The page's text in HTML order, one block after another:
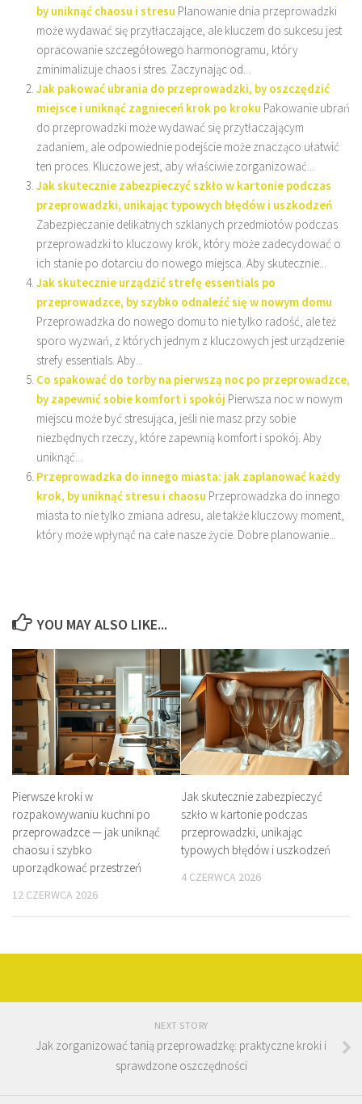
by uniknąć chaosu i stresu Planowanie dnia przeprowadzki
może wydawać się przytłaczające, ale kluczem do sukcesu jest
opracowanie szczegółowego harmonogramu, który
zminimalizuje chaos i stres. Zaczynając od...
Jak pakować ubrania do przeprowadzki, by oszczędzić
miejsce i uniknąć zagnieceń krok po kroku Pakowanie ubrań
do przeprowadzki może wydawać się przytłaczającym
zadaniem, ale odpowiednie podejście może znacząco ułatwić
ten proces. Kluczowe jest, aby właściwie zorganizować...
Jak skutecznie zabezpieczyć szkło w kartonie podczas
przeprowadzki, unikając typowych błędów i uszkodzeń
Zabezpieczanie delikatnych szklanych przedmiotów podczas
przeprowadzki to kluczowy krok, który może zadecydować o
ich stanie po dotarciu do nowego miejsca. Aby skutecznie...
Jak skutecznie urządzić strefę essentials po
przeprowadzce, by szybko odnaleźć się w nowym domu
Przeprowadzka do nowego domu to nie tylko radość, ale też
sporo wyzwań, z których jednym z kluczowych jest urządzenie
strefy essentials. Aby...
Co spakować do torby na pierwszą noc po przeprowadzce,
by zapewnić sobie komfort i spokój Pierwsza noc w nowym
miejscu może być stresująca, jeśli nie masz przy sobie
niezbędnych rzeczy, które zapewnią komfort i spokój. Aby
uniknąć...
Przeprowadzka do innego miasta: jak zaplanować każdy
krok, by uniknąć stresu i chaosu Przeprowadzka do innego
miasta to nie tylko zmiana adresu, ale także kluczowy moment,
który może wpłynąć na całe nasze życie. Dobre planowanie...
YOU MAY ALSO LIKE...
Pierwsze kroki w
rozpakowywaniu kuchni po
przeprowadzce — jak uniknąć
chaosu i szybko
uporządkować przestrzeń
12 CZERWCA 2026
Jak skutecznie zabezpieczyć
szkło w kartonie podczas
przeprowadzki, unikając
typowych błędów i uszkodzeń
4 CZERWCA 2026
NEXT STORY
Jak zorganizować tanią przeprowadzkę: praktyczne kroki i
sprawdzone oszczędności